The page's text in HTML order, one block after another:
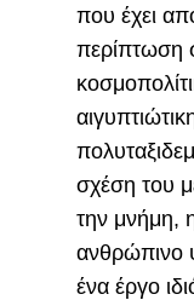
που έχει
περίπτωση
σχέση του
την μνήμη,
ανθρώπινο
ένα έργο